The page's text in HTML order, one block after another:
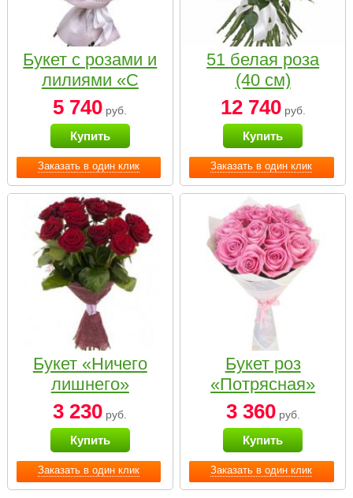
Заказать в один клик
Букет с розами и
лилиями «С
наилучшими
пожеланиями»
5 740 руб.
Купить
Заказать в один клик
51 белая роза
(40 см)
12 740руб.
Купить
Заказать в один клик
Букет «Ничего
лишнего»
3 230 руб.
Купить
Заказать в один клик
Букет роз
«Потрясная»
3 360руб.
Купить